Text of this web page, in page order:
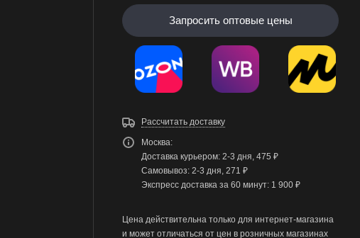
Запросить оптовые цены
Рассчитать доставку
Москва:
Доставка курьером: 2-3 дня, 475 ₽
Самовывоз: 2-3 дня, 271 ₽
Экспресс доставка за 60 минут: 1 900 ₽
Цена действительна только для интернет-магазина
и может отличаться от цен в розничных магазинах